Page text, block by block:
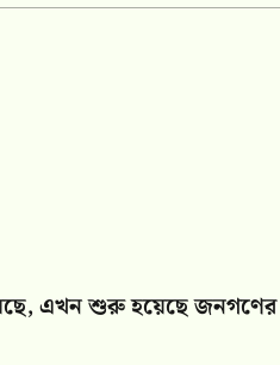
এখন শুরু হয়েছে